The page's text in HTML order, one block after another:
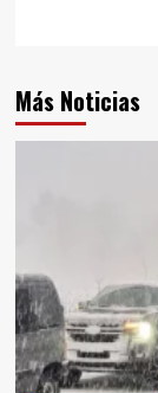
Más Noticias